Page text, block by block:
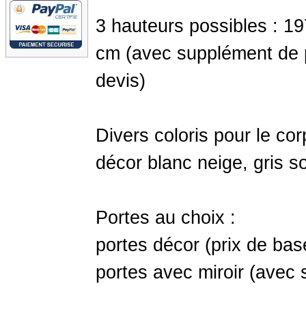
3 hauteurs possibles :
cm (avec supplément
devis)
Divers coloris pour le
décor blanc neige, gris
Portes au choix :
portes décor (prix de
portes avec miroir (avec